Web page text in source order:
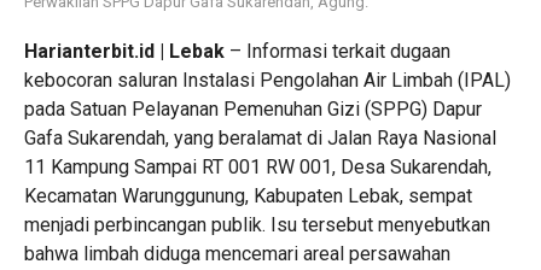
Harianterbit.id | Lebak – Informasi terkait dugaan
kebocoran saluran Instalasi Pengolahan Air Limbah (IPAL)
pada Satuan Pelayanan Pemenuhan Gizi (SPPG) Dapur
Gafa Sukarendah, yang beralamat di Jalan Raya Nasional
11 Kampung Sampai RT 001 RW 001, Desa Sukarendah,
Kecamatan Warunggunung, Kabupaten Lebak, sempat
menjadi perbincangan publik. Isu tersebut menyebutkan
bahwa limbah diduga mencemari areal persawahan